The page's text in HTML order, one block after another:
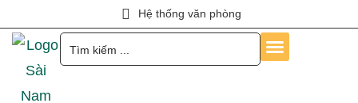
Hệ thống văn phòng